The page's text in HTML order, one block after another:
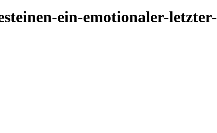
ein-emotionaler-